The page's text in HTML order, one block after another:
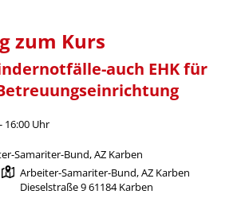
zum Kurs
auch EHK für
16:00 Uhr
Samariter-Bund, AZ Karben
Arbeiter-Samariter-Bund, AZ Karben
Dieselstraße 9 61184 Karben